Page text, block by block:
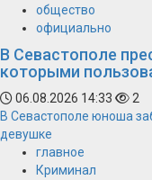
общество
официально
В Севастополе
которыми
06.08.2026 14:33
2
В Севастополе юноша
девушке
главное
Криминал